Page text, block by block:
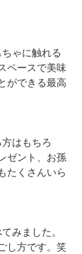
ゃに触れる
ペースで美味
ができる最高
はもちろ
ゼント、お孫
たくさんいら
みました。
し方です。笑